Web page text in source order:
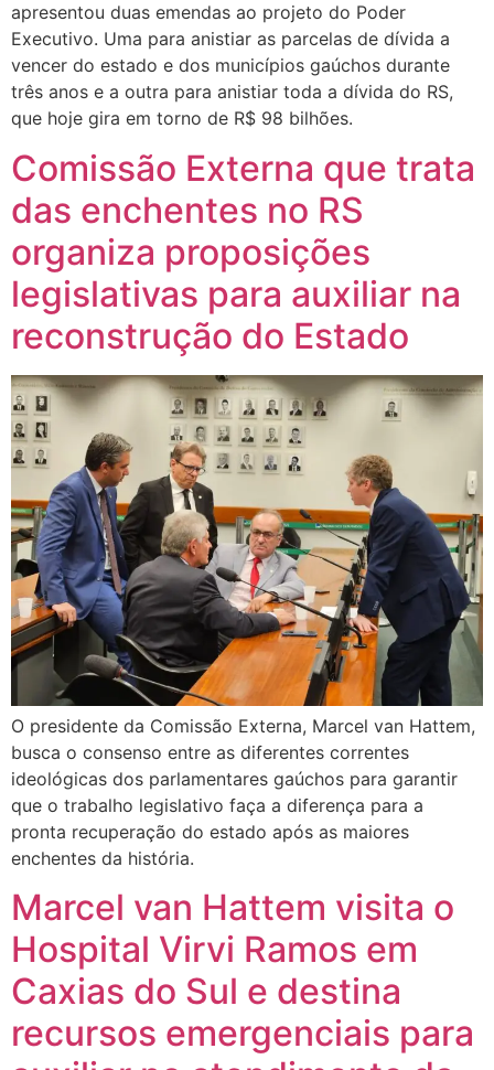
apresentou duas emendas ao projeto do Poder
Executivo. Uma para anistiar as parcelas de dívida a
vencer do estado e dos municípios gaúchos durante
três anos e a outra para anistiar toda a dívida do RS,
que hoje gira em torno de R$ 98 bilhões.
Comissão Externa que trata
das enchentes no RS
organiza proposições
legislativas para auxiliar na
reconstrução do Estado
O presidente da Comissão Externa, Marcel van Hattem,
busca o consenso entre as diferentes correntes
ideológicas dos parlamentares gaúchos para garantir
que o trabalho legislativo faça a diferença para a
pronta recuperação do estado após as maiores
enchentes da história.
Marcel van Hattem visita o
Hospital Virvi Ramos em
Caxias do Sul e destina
recursos emergenciais para